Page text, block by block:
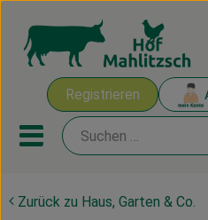
Registrieren
Mobiles Menu
Ökokisten
Zurück zu Haus, Garten & Co.